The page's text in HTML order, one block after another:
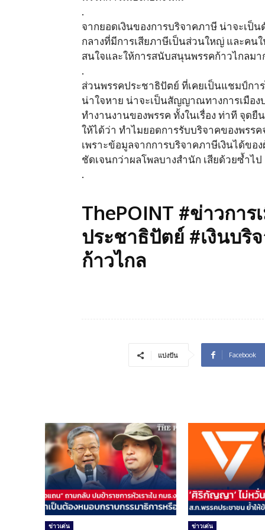
.
จากยอดเงินของการบริจาคภาษี น่าจะเป็
กลางที่มีการเสียภาษีเป็นส่วนใหญ่ และคน
สนใจและให้การสนับสนุนพรรคก้าวไกลม
.
ส่วนพรรคประชาธิปัตย์ ที่เคยเป็นแชมป์ก
น่าใจหาย น่าจะเป็นสัญญาณทางการเมือ
ทำงานงานของพรรค ทั้งในเรื่อง ท่าที จุด
ให้ได้ว่า ทำไมยอดการรับบริจาคของพรร
เพราะข้อมูลจากการบริจาคภาษีเงินได้ขอ
ชัดเจนกว่าผลโพลบางสำนัก เสียด้วยซ้ำไป
.
ThePOINT #ข่าวการ
ประชาธิปัตย์ #เงินบริ
ก้าวไกล
แบ่งปัน Facebook
ข่าวเด่น ข่าวเด่น